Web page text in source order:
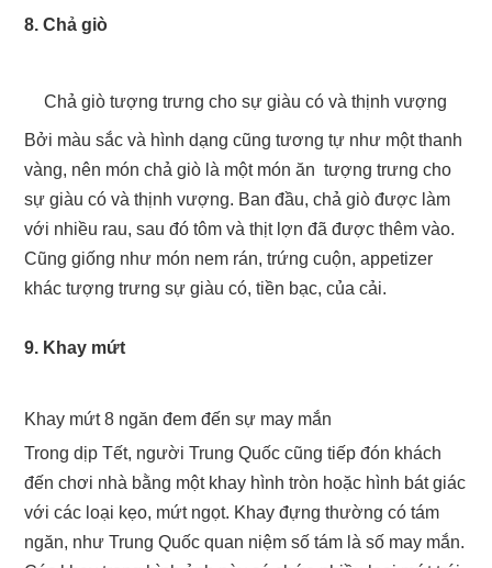
8. Chả giò
Chả giò tượng trưng cho sự giàu có và thịnh vượng
Bởi màu sắc và hình dạng cũng tương tự như một thanh
vàng, nên món chả giò là một món ăn tượng trưng cho
sự giàu có và thịnh vượng. Ban đầu, chả giò được làm
với nhiều rau, sau đó tôm và thịt lợn đã được thêm vào.
Cũng giống như món nem rán, trứng cuộn, appetizer
khác tượng trưng sự giàu có, tiền bạc, của cải.
9. Khay mứt
Khay mứt 8 ngăn đem đến sự may mắn
Trong dịp Tết, người Trung Quốc cũng tiếp đón khách
đến chơi nhà bằng một khay hình tròn hoặc hình bát giác
với các loại kẹo, mứt ngọt. Khay đựng thường có tám
ngăn, như Trung Quốc quan niệm số tám là số may mắn.